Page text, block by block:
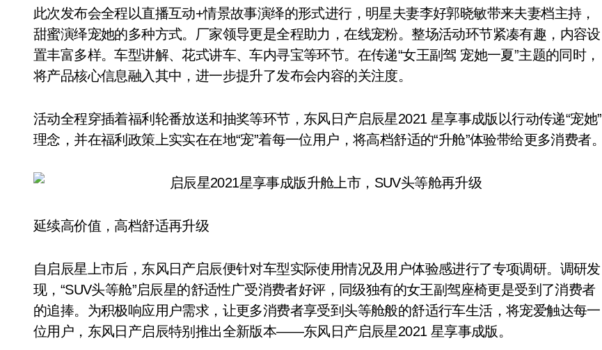
此次发布会全程以直播互动+情景故事演绎的形式进行，明星夫妻李好郭晓敏带来夫妻档主持，
甜蜜演绎宠她的多种方式。厂家领导更是全程助力，在线宠粉。整场活动环节紧凑有趣，内容设
置丰富多样。车型讲解、花式讲车、车内寻宝等环节。在传递“女王副驾 宠她一夏”主题的同时，
将产品核心信息融入其中，进一步提升了发布会内容的关注度。
活动全程穿插着福利轮番放送和抽奖等环节，东风日产启辰星2021 星享事成版以行动传递“宠她”
理念，并在福利政策上实实在在地“宠”着每一位用户，将高档舒适的“升舱”体验带给更多消费者。
延续高价值，高档舒适再升级
自启辰星上市后，东风日产启辰便针对车型实际使用情况及用户体验感进行了专项调研。调研发
现，“SUV头等舱”启辰星的舒适性广受消费者好评，同级独有的女王副驾座椅更是受到了消费者
的追捧。为积极响应用户需求，让更多消费者享受到头等舱般的舒适行车生活，将宠爱触达每一
位用户，东风日产启辰特别推出全新版本——东风日产启辰星2021 星享事成版。